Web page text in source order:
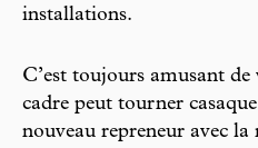
installations.
C’est toujours amusant
cadre peut tourner
nouveau repreneur avec la